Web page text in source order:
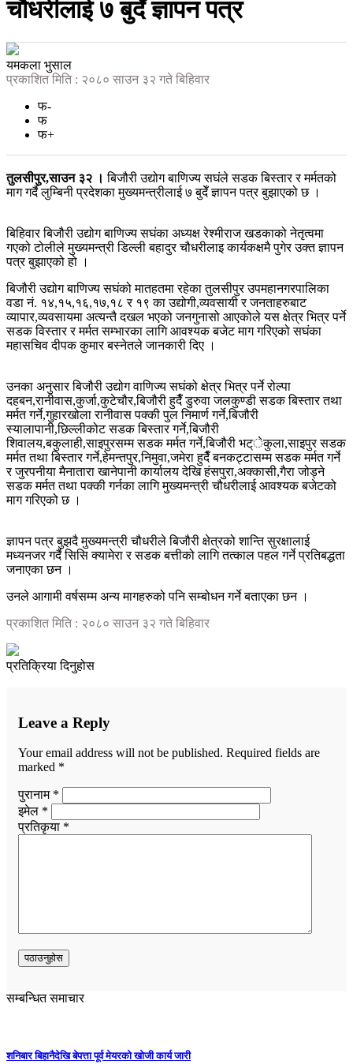
चौधरीलाई ७ बुदेँ ज्ञापन पत्र
यमकला भुसाल
प्रकाशित मिति : २०८० साउन ३२ गते बिहिवार
फ-
फ
फ+
तुलसीपुर,साउन ३२ । बिजौरी उद्योग बाणिज्य सघंले सडक बिस्तार र मर्मतको
माग गर्दै लुम्बिनी प्रदेशका मुख्यमन्त्रीलाई ७ बुदेँ ज्ञापन पत्र बुझाएको छ ।
बिहिवार बिजौरी उद्योग बाणिज्य सघंका अध्यक्ष रेश्मीराज खडकाको नेतृत्वमा
गएको टोलीले मुख्यमन्त्री डिल्ली बहादुर चौधरीलाइ कार्यकक्षमै पुगेर उक्त ज्ञापन
पत्र बुझाएको हो ।
बिजौरी उद्योग बाणिज्य सघंको मातहतमा रहेका तुलसीपुर उपमहानगरपालिका
वडा नं. १४,१५,१६,१७,१८ र १९ का उद्योगी,व्यवसायी र जनताहरुबाट
व्यापार,व्यवसायमा अत्यन्तै दखल भएको जनगुनासो आएकोले यस क्षेत्र भित्र पर्ने
सडक विस्तार र मर्मत सम्भारका लागि आवश्यक बजेट माग गरिएको सघंका
महासचिव दीपक कुमार बस्नेतले जानकारी दिए ।
उनका अनुसार बिजौरी उद्योग वाणिज्य सघंको क्षेत्र भित्र पर्ने रोल्पा
दहबन,रानीवास,कुर्जा,कुटेचौर,बिजौरी हुदैँ डुरुवा जलकुण्डी सडक बिस्तार तथा
मर्मत गर्ने,गुहारखोला रानीवास पक्की पुल निमार्ण गर्ने,बिजौरी
स्यालापानी,छिल्लीकोट सडक बिस्तार गर्ने,बिजौरी
शिवालय,बकुलाही,साइपुरसम्म सडक मर्मत गर्ने,बिजौरी भट्ेकुला,साइपुर सडक
मर्मत तथा बिस्तार गर्ने,हेमन्तपुर,निमुवा,जमेरा हुदैँ बनकट्टासम्म सडक मर्मत गर्ने
र जुरपनीया मैनातारा खानेपानी कार्यालय देखि हंसपुरा,अक्कासी,गैरा जोड्ने
सडक मर्मत तथा पक्की गर्नका लागि मुख्यमन्त्री चौधरीलाई आवश्यक बजेटको
माग गरिएको छ ।
ज्ञापन पत्र बुझदै मुख्यमन्त्री चौधरीले बिजौरी क्षेत्रको शान्ति सुरक्षालाई
मध्यनजर गर्दै सिसि क्यामेरा र सडक बत्तीको लागि तत्काल पहल गर्ने प्रतिबद्धता
जनाएका छन ।
उनले आगामी वर्षसम्म अन्य मागहरुको पनि सम्बोधन गर्ने बताएका छन ।
प्रकाशित मिति : २०८० साउन ३२ गते बिहिवार
प्रतिक्रिया दिनुहोस
Leave a Reply
Your email address will not be published. Required fields are
marked *
पुरानाम *
इमेल *
प्रतिकृया *
सम्बन्धित समाचार
शनिबार बिहानैदेखि बेपत्ता पूर्व मेयरको खोजी कार्य जारी